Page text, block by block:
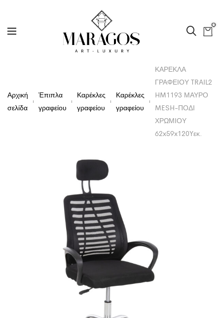
0
Αρχική
σελίδα
Έπιπλα
γραφείου
Καρέκλες
γραφείου
Καρέκλες
γραφείου
ΚΑΡΕΚΛΑ
ΓΡΑΦΕΙΟΥ TRAIL2
HM1193 ΜΑΥΡΟ
MESH-ΠΟΔΙ
ΧΡΩΜΙΟΥ
62x59x120Yεκ.